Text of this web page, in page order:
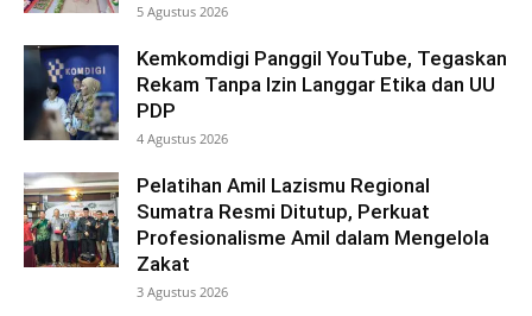
5 Agustus 2026
Kemkomdigi Panggil YouTube, Tegaskan
Rekam Tanpa Izin Langgar Etika dan UU
PDP
4 Agustus 2026
Pelatihan Amil Lazismu Regional
Sumatra Resmi Ditutup, Perkuat
Profesionalisme Amil dalam Mengelola
Zakat
3 Agustus 2026